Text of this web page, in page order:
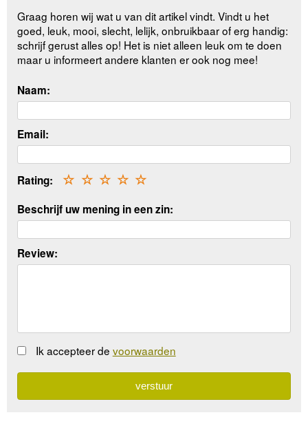
Graag horen wij wat u van dit artikel vindt. Vindt u het
goed, leuk, mooi, slecht, lelijk, onbruikbaar of erg handig:
schrijf gerust alles op! Het is niet alleen leuk om te doen
maar u informeert andere klanten er ook nog mee!
Naam:
Email:
Rating: ☆
☆
☆
☆
☆
Beschrijf uw mening in een zin:
Review:
Ik accepteer de voorwaarden